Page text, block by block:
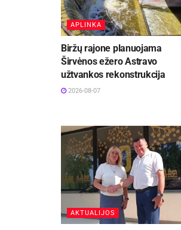
APLINKA
Biržų rajone planuojama
Širvėnos ežero Astravo
užtvankos rekonstrukcija
2026-08-07
AKTUALIJOS